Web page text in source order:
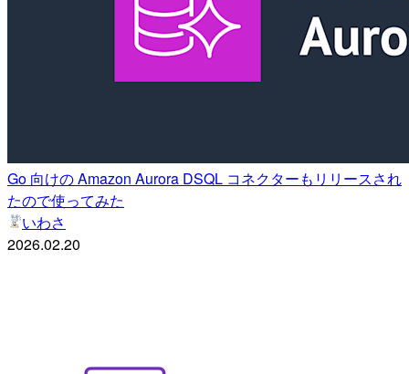
Go 向けの Amazon Aurora DSQL コネクターもリリースされ
たので使ってみた
いわさ
2026.02.20